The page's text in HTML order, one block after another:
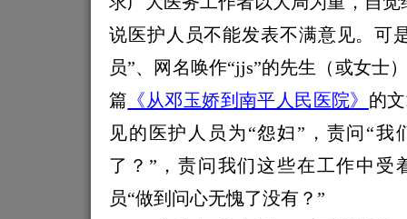
说医护人员不能发表不满意见。可
员”、网名唤作“jjs”的先生（或女士
篇 《从邓玉娇到南平人民医院》 的
见的医护人员为“怨妇”，责问“我
了？ ”，责问我们这些在工作中受
员“做到问心无愧了没有？ ”